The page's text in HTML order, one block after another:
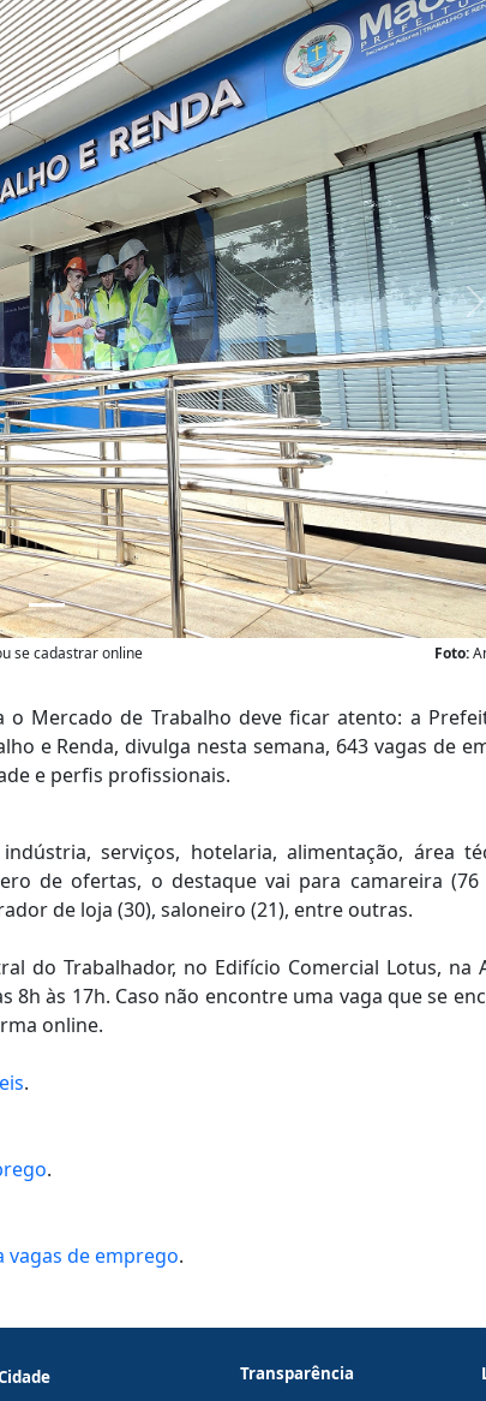
Foto:
se cadastrar online
Mercado de Trabalho deve ficar atento: a
e Renda, divulga nesta semana, 643 vagas de
e perfis profissionais.
serviços, hotelaria, alimentação, área
de ofertas, o destaque vai para camareira (76
de loja (30), saloneiro (21), entre outras.
do Trabalhador, no Edifício Comercial Lotus, na
8h às 17h. Caso não encontre uma vaga que se
online.
.
.
de emprego.
Transparência